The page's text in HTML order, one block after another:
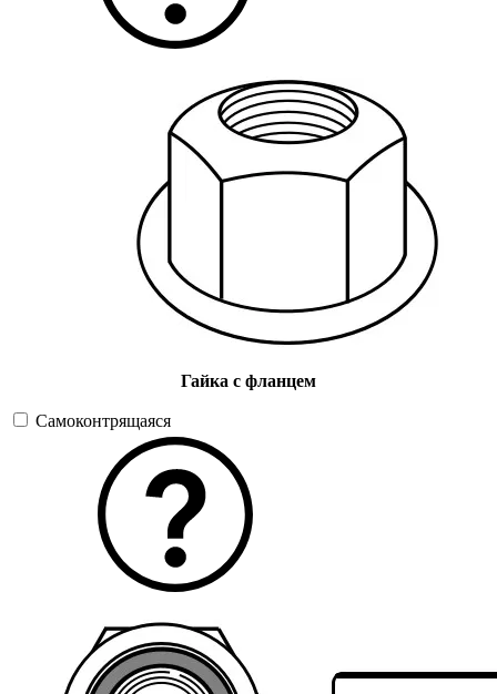
Гайка с фланцем
Самоконтрящаяся